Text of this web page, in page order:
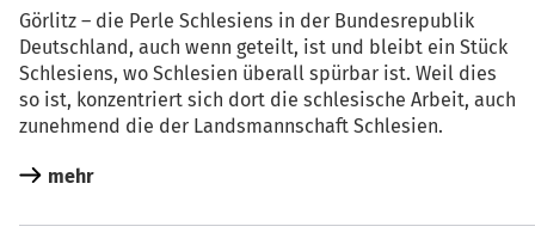
Gör­litz – die Per­le Schle­si­ens in der Bun­des­re­pu­blik
Deutsch­land, auch wenn geteilt, ist und bleibt ein Stück
Schle­si­ens, wo Schle­si­en über­all spür­bar ist. Weil dies
so ist, kon­zen­triert sich dort die schle­si­sche Arbeit, auch
zuneh­mend die der Lands­mann­schaft Schlesien.
mehr